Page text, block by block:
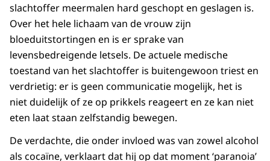
slachtoffer meermalen hard geschopt en geslagen is.
Over het hele lichaam van de vrouw zijn
bloeduitstortingen en is er sprake van
levensbedreigende letsels. De actuele medische
toestand van het slachtoffer is buitengewoon triest en
verdrietig: er is geen communicatie mogelijk, het is
niet duidelijk of ze op prikkels reageert en ze kan niet
eten laat staan zelfstandig bewegen.
De verdachte, die onder invloed was van zowel alcohol
als cocaïne, verklaart dat hij op dat moment ‘paranoia’